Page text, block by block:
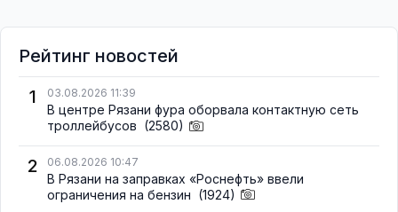
Рейтинг новостей
1
03.08.2026 11:39
В центре Рязани фура оборвала контактную сеть
троллейбусов (2580)
2 06.08.2026 10:47
В Рязани на заправках «Роснефть» ввели
ограничения на бензин (1924)